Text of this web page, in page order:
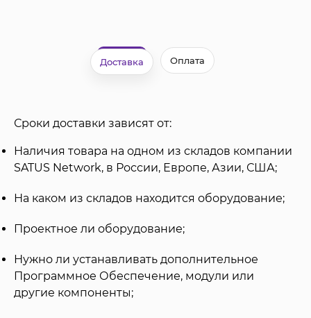
Доставка Оплата
Сроки доставки зависят от:
Наличия товара на одном из складов компании
SATUS Network, в России, Европе, Азии, США;
На каком из складов находится оборудование;
Проектное ли оборудование;
Нужно ли устанавливать дополнительное
Программное Обеспечение, модули или
другие компоненты;